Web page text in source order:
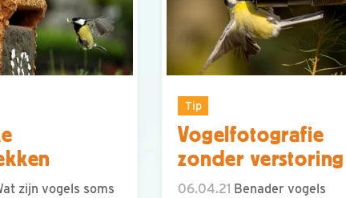
zijn vogels soms
Tip
Vogelfotografie
zonder verstoring
06.04.21 Benader vogels